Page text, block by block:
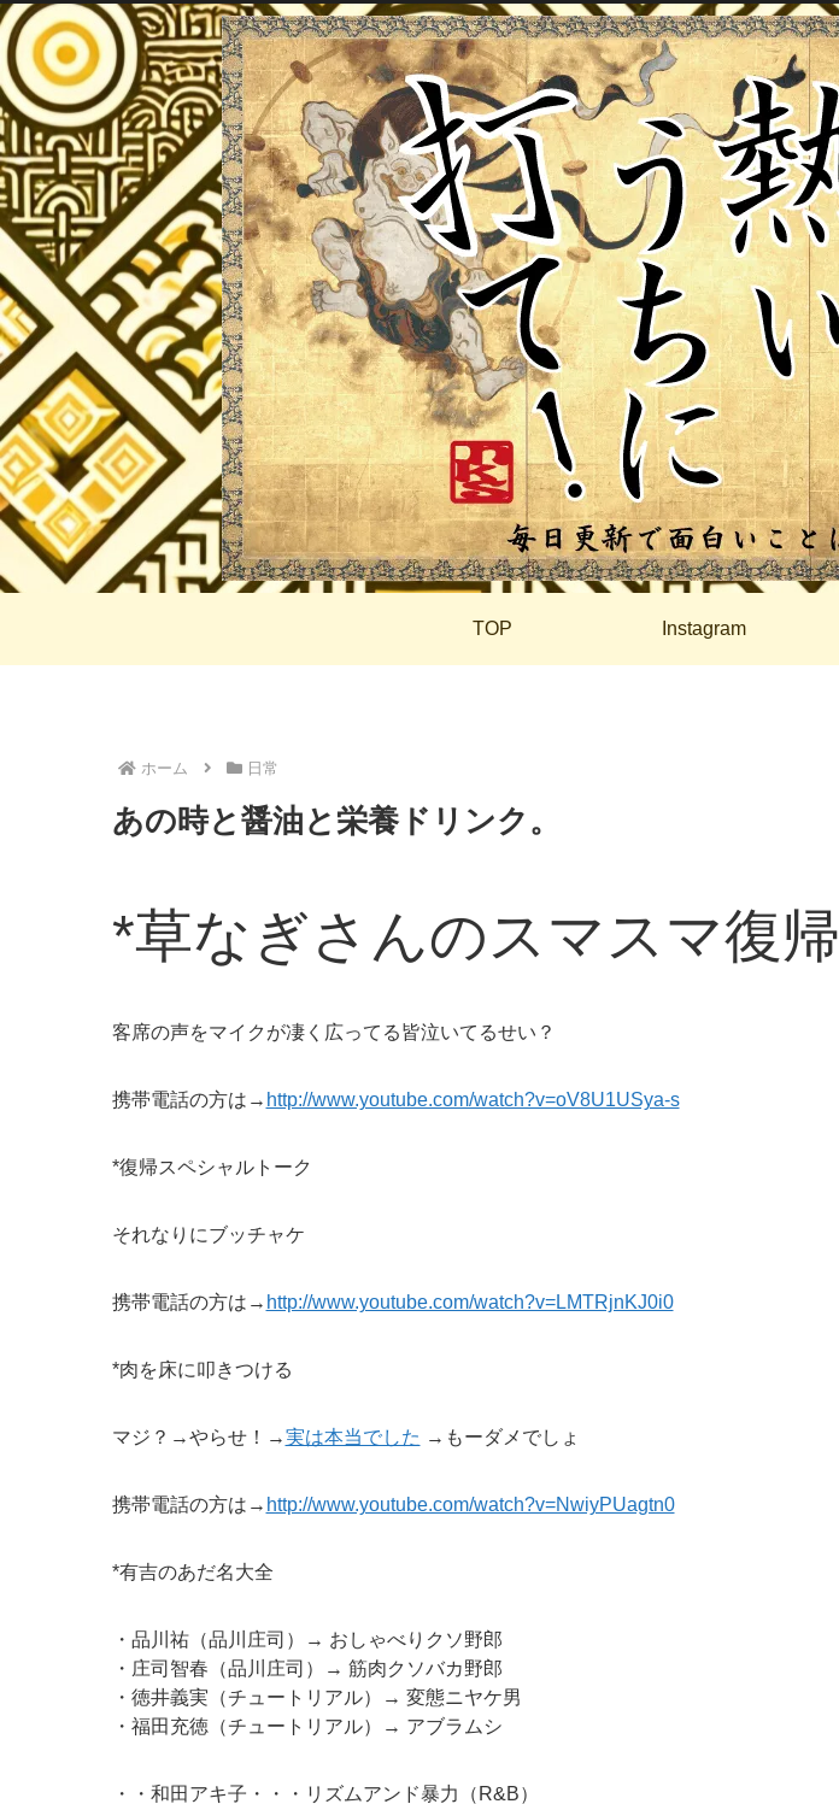
TOP Instagram
ホーム 日常
あの時と醤油と栄養ドリンク。
*草なぎさんのスマスマ復帰
客席の声をマイクが凄く広ってる皆泣いてるせい？
携帯電話の方は→ http://www.youtube.com/watch?v=oV8U1USya-s
*復帰スペシャルトーク
それなりにブッチャケ
携帯電話の方は→ http://www.youtube.com/watch?v=LMTRjnKJ0i0
*肉を床に叩きつける
マジ？→やらせ！→実は本当でした →もーダメでしょ
携帯電話の方は→ http://www.youtube.com/watch?v=NwiyPUagtn0
*有吉のあだ名大全
・品川祐（品川庄司）→ おしゃべりクソ野郎
・庄司智春（品川庄司）→ 筋肉クソバカ野郎
・徳井義実（チュートリアル）→ 変態ニヤケ男
・福田充徳（チュートリアル）→ アブラムシ
・・和田アキ子・・・リズムアンド暴力（R&B）